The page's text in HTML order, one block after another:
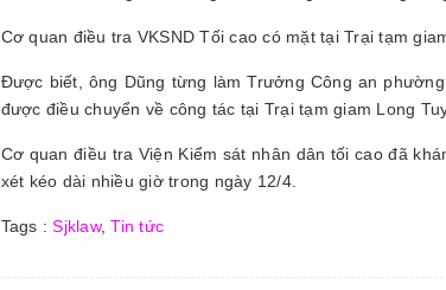
Cơ quan điều tra VKSND Tối cao có mặt tại Trại tạm
Được biết, ông Dũng từng làm Trưởng Công an
được điều chuyển về công tác tại Trại tạm giam Long
Cơ quan điều tra Viện Kiểm sát nhân dân tối cao đã
xét kéo dài nhiều giờ trong ngày 12/4.
Tags :Sjklaw,Tin tức